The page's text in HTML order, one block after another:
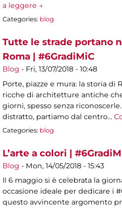
a leggere →
Categories: blog
Tutte le strade portano
Roma | #6GradiMiC
Blog - Fri, 13/07/2018 - 10:48
Porte, piazze e mura: la storia di
ricche di architetture antiche
giorni, spesso senza
distratto, partiamo dal centro…
Categories: blog
L’arte a colori |
Blog - Mon, 14/05/2018 - 15:43
Il 6 maggio si è celebrata la
occasione ideale per dedicare i
questo avvincente argomento